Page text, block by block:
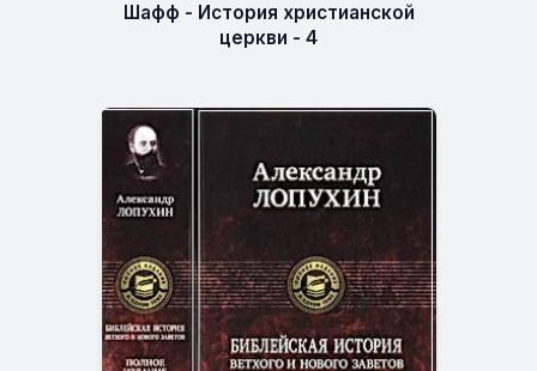
Шафф - История христианской
церкви - 4